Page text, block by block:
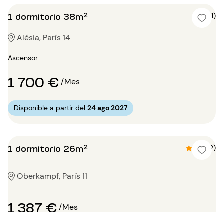
1 dormitorio 38m² 5 (1)
Alésia, París 14
Ascensor
1 700 €/Mes
Disponible a partir del 24 ago 2027
1 dormitorio 26m² 4.5 (2)
Oberkampf, París 11
1 387 €/Mes